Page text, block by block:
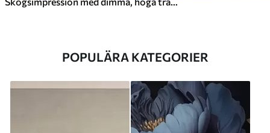
POPULÄRA KATEGORIER